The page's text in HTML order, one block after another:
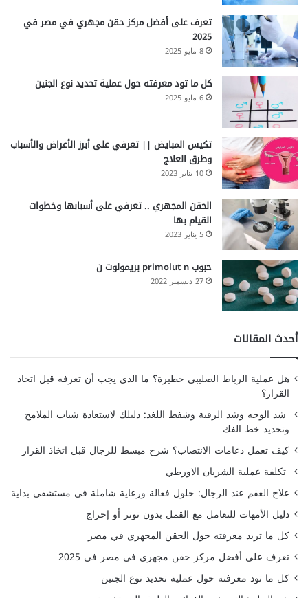
تعرف على أفضل مركز حقن مجهري في مصر في
2025
8 مايو 2025
كل ما تود معرفته حول عملية تحديد نوع الجنين
6 مايو 2025
تكيس المبايض || تعرفي على أبرز الأعراض والأسباب
وطرق العلاج
10 يناير 2023
الحقن المجهري .. تعرفي على أسبابها وخطوات
القيام بها
5 يناير 2023
حبوب primolut n بريمولوت ن
27 ديسمبر 2022
أحدث المقالات
هل عملية الرباط الصليبي خطيرة؟ ما الذي يجب أن تعرفه قبل اتخاذ
القرار؟
شد الوجه وشد الرقبة وشفط اللغد: دليلك لاستعادة شباب الملامح
وتحديد خط الفك
كيف تعمل دعامات الانتصاب؟ شرح مبسط للرجال قبل اتخاذ القرار
تكلفة عملية الشريان الاورطي
علاج العقم عند الرجال: حلول فعالة ورعاية شاملة في مستشفى بداية
دليل الأمهات للتعامل مع القمل بدون توتر أو إحراج
كل ما تريد معرفته حول الحقن المجهري في مصر
تعرف على أفضل مركز حقن مجهري في مصر في 2025
كل ما تود معرفته حول عملية تحديد نوع الجنين